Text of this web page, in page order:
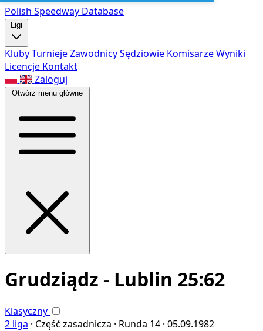
Polish Speedway Database
Ligi
KlubyTurniejeZawodnicySędziowie KomisarzeWyniki
Licencje Kontakt
Zaloguj
Otwórz menu główne
Grudziądz - Lublin 25:62
Klasyczny
2 liga · Część zasadnicza · Runda 14 · 05.09.1982